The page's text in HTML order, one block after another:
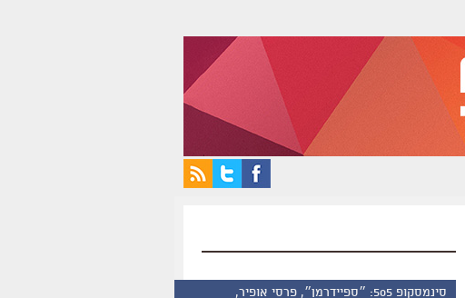
סינמסקופ 505: ״ספיידרמן״, פרסי אופיר,